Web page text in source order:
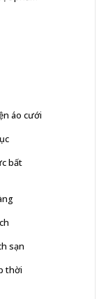
áo cưới
bất
sạn
thời